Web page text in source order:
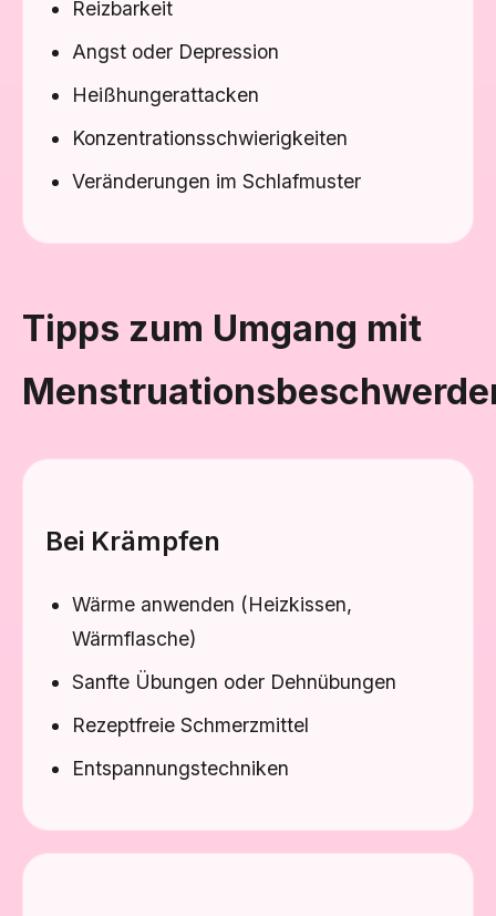
Reizbarkeit
Angst oder Depression
Heißhungerattacken
Konzentrationsschwierigkeiten
Veränderungen im Schlafmuster
Tipps zum Umgang mit
Bei Krämpfen
Wärme anwenden (Heizkissen,
Wärmflasche)
Sanfte Übungen oder Dehnübungen
Rezeptfreie Schmerzmittel
Entspannungstechniken